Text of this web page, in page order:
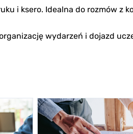
i ksero. Idealna do rozmów z
wydarzeń i dojazd